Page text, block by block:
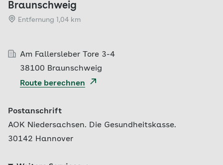
Braunschweig
Entfernung 1,04 km
Am Fallersleber Tore 3-4
38100 Braunschweig
Route berechnen
Postanschrift
AOK Niedersachsen. Die Gesundheitskasse.
30142 Hannover